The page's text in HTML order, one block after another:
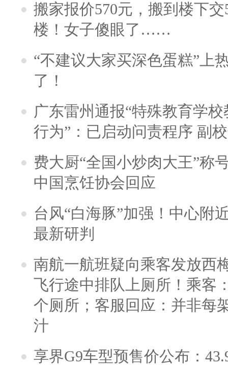
搬家报价570元，搬到楼下
楼！女子傻眼了……
“不建议大家买深色蛋糕”上
了！
广东雷州通报“特殊教育学
行为”：已启动问责程序 副
费大厨“全国小炒肉大王”称
中国烹饪协会回应
台风“白海豚”加强！中心附
最新研判
南航一航班疑向乘客发放西
飞行途中排队上厕所！乘客
个厕所；客服回应：并非每
汁
享界G9车型预售价公布：